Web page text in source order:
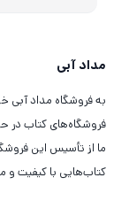
مداد آبی
به فروشگاه مداد آبی
فروشگاه‌های کتاب در
ما از تأسیس این
کتاب‌هایی با کیفیت و